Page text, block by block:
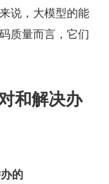
说，大模型的能
质量而言，它们
和解决办
的